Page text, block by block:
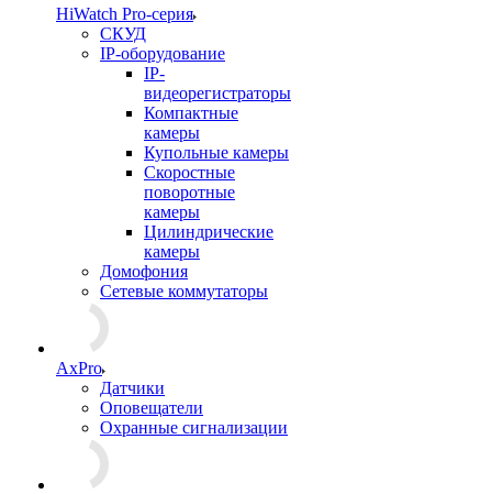
HiWatch Pro-серия
CКУД
IP-оборудование
IP-
видеорегистраторы
Компактные
камеры
Купольные камеры
Скоростные
поворотные
камеры
Цилиндрические
камеры
Домофония
Сетевые коммутаторы
AxPro
Датчики
Оповещатели
Охранные сигнализации